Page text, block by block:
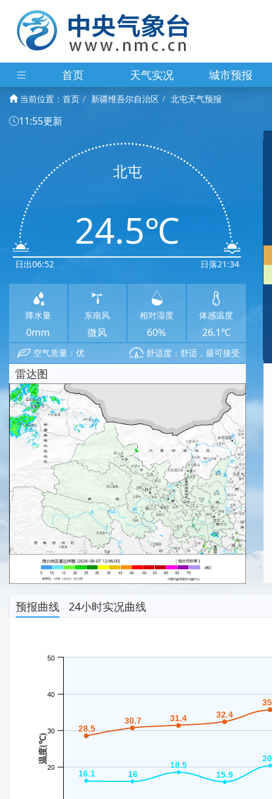
首页 天气实况 城市预报
当前位置： 首页 新疆维吾尔自治区 北屯天气预报
11:55更新
日出06:52
北屯
24.5℃
日落21:34
降水量
0mm
东南风
微风
相对湿度
60%
体感温度
26.1℃
空气质量：优 舒适度：舒适，最可接受
雷达图
预报曲线 24小时实况曲线
温度(℃)
28.5
28.5
30.7
30.7 31.4
31.4 32.4
32.4
16.1
16.1 16
16
18.5
18.5
15.9
15.9
20
30
40
50